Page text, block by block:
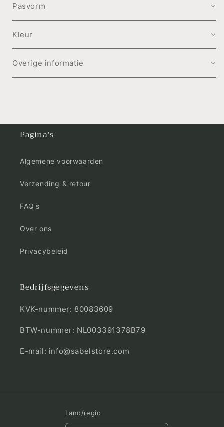
Pasvorm
Kleur
Overige informatie
Pagina's
Algemene voorwaarden
Verzending & retour
FAQ's
Over ons
Privacybeleid
Bedrijfsgegevens
KVK-nummer: 80083609
BTW-nummer: NL003391378B79
E-mail: info@sabelstore.com
Land/regio